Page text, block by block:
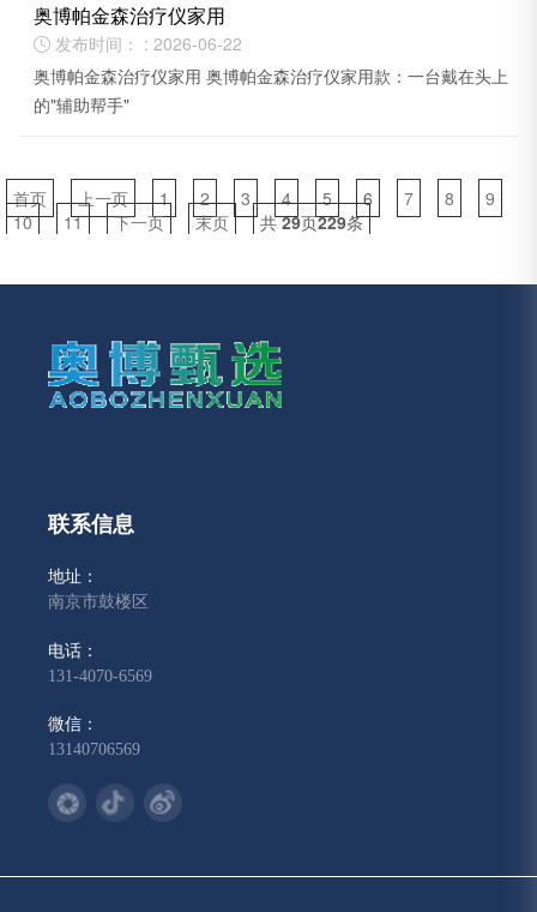
奥博帕金森治疗仪家用
 发布时间： : 2026-06-22
奥博帕金森治疗仪家用 奥博帕金森治疗仪家用款：一台戴在头上
的"辅助帮手"
首页 上一页 1 2 3 4 5 6 7 8
9
10
11 下一页 末页 共29页229条
联系信息
地址：
南京市鼓楼区
电话：
131-4070-6569
微信：
13140706569